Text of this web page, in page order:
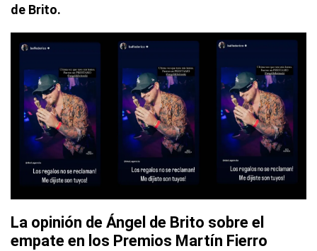
de Brito.
La opinión de Ángel de Brito sobre el
empate en los Premios Martín Fierro